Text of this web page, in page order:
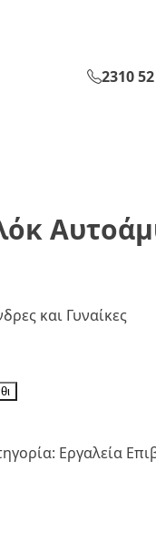
2310
και Γυναίκες
Εργαλεία